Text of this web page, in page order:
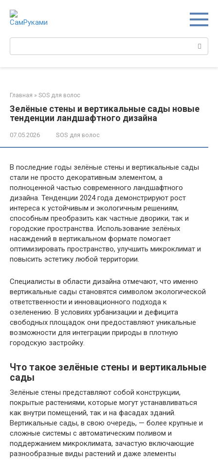
контенту
Главная » SOS для волос
Зелёные стены и вертикальные сады новые
тенденции ландшафтного дизайна
07.05.2026 SOS для волос
В последние годы зелёные стены и вертикальные сады
стали не просто декоративным элементом, а
полноценной частью современного ландшафтного
дизайна. Тенденции 2024 года демонстрируют рост
интереса к устойчивым и экологичным решениям,
способным преобразить как частные дворики, так и
городские пространства. Использование зелёных
насаждений в вертикальном формате помогает
оптимизировать пространство, улучшить микроклимат и
повысить эстетику любой территории.
Специалисты в области дизайна отмечают, что именно
вертикальные сады становятся символом экологической
ответственности и инновационного подхода к
озеленению. В условиях урбанизации и дефицита
свободных площадок они предоставляют уникальные
возможности для интеграции природы в плотную
городскую застройку.
Что такое зелёные стены и вертикальные
сады
Зелёные стены представляют собой конструкции,
покрытые растениями, которые могут устанавливаться
как внутри помещений, так и на фасадах зданий.
Вертикальные сады, в свою очередь, — более крупные и
сложные системы с автоматическим поливом и
поддержанием микроклимата, зачастую включающие
разнообразные виды растений и даже элементы